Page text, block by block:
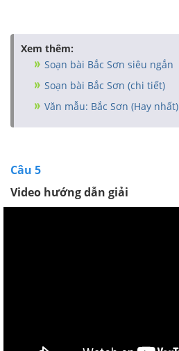
Xem thêm:
Soạn bài Bắc Sơn siêu ngắn
Soạn bài Bắc Sơn (chi tiết)
Văn mẫu: Bắc Sơn (Hay nhất)
Câu 5
Video hướng dẫn giải